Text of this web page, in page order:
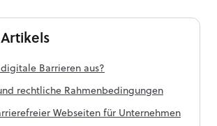
digitale Barrieren aus?
rechtliche Rahmenbedingungen
Webseiten für Unternehmen